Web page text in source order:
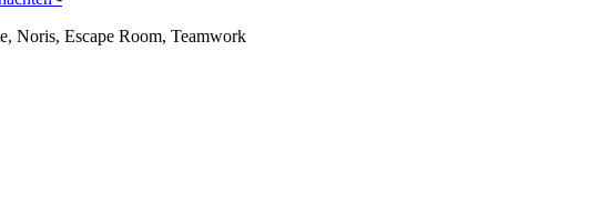
Noris, Escape Room, Teamwork